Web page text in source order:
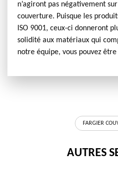
n’agiront pas négativement
couverture. Puisque les
ISO 9001, ceux-ci donneront
solidité aux matériaux qui
notre équipe, vous pouvez
FARGIER
AUTRES